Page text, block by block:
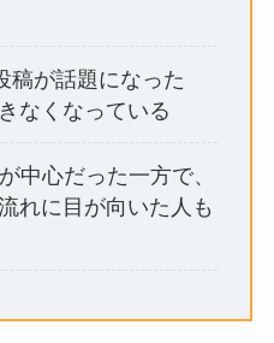
稿が話題になった
なくなっている
中心だった一方で、
れに目が向いた人も